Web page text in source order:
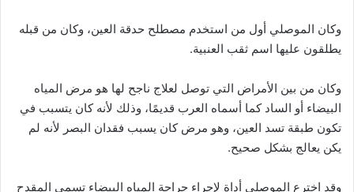
وكان الموصلي أول من استخدم مصطلح حدقة العين، وكان من قبله
يطلقون عليها اسم ثقب العنبية.
وكان من بين الأمراض التي توصل لعلاج ناجح لها هو مرض المياه
البيضاء أو الساد كما أسماه العرب قديمًا، وذلك لأنه كان يتسبب في
تكون طبقة تسد العين، وهو مرض كان يسبب فقدان البصر لأنه لم
يكن يعالج بشكل صحيح.
وقد اخترع الموصلي أداة لإجراء جراحة المياه البيضاء تسمى المقدح